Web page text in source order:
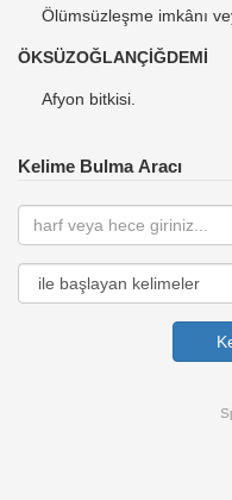
Ölümsüzleşme imkânı
ÖKSÜZOĞLANÇİĞDEMİ
Afyon bitkisi.
Kelime Bulma Aracı